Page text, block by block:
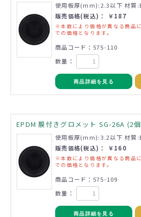
使用板厚(mm):2.3以下 材質
販売価格(税込)： ￥187
※本数により価格が異なる商品
での価格となります。
商品コード：575-110
数量：
商品詳細を見る
EPDM 膜付きグロメット SG-26A (2
使用板厚(mm):3.2以下 材質
販売価格(税込)： ￥160
※本数により価格が異なる商品
での価格となります。
商品コード：575-109
数量：
商品詳細を見る